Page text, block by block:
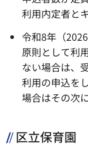
利用内定者と
令和8年（
原則として利
ない場合は、
利用の申込を
場合はその次
区立保育園